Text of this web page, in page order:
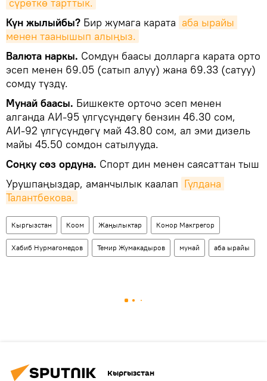
сүрөткө тарттык.
Күн жылыйбы? Бир жумага карата аба ырайы
менен таанышып алыңыз.
Валюта наркы. Сомдун баасы долларга карата орто
эсеп менен 69.05 (сатып алуу) жана 69.33 (сатуу)
сомду түздү.
Мунай баасы. Бишкекте орточо эсеп менен
алганда АИ-95 үлгүсүндөгү бензин 46.30 сом,
АИ-92 үлгүсүндөгү май 43.80 сом, ал эми дизель
майы 45.50 сомдон сатылууда.
Соңку сөз ордуна. Спорт дин менен саясаттан тыш
Урушпаңыздар, аманчылык каалап Гүлдана
Талантбекова.
Кыргызстан Коом Жаңылыктар Конор Макгрегор
Хабиб Нурмагомедов Темир Жумакадыров мунай аба ырайы
Кыргызстан